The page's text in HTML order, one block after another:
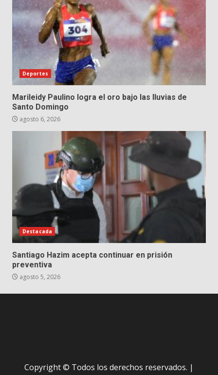
Deportes
Marileidy Paulino logra el oro bajo las lluvias de
Santo Domingo
agosto 6, 2026
Destacada
Santiago Hazim acepta continuar en prisión
preventiva
agosto 5, 2026
Copyright © Todos los derechos reservados. |